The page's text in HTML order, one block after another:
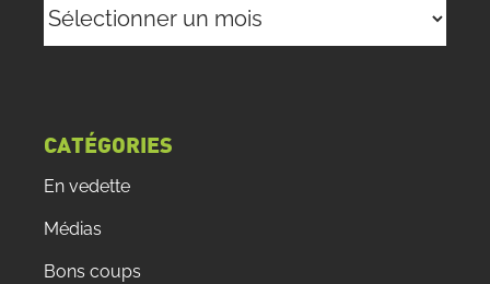
CATÉGORIES
En vedette
Médias
Bons coups